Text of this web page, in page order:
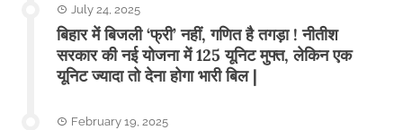
July 24, 2025
बिहार में बिजली ‘फ्री’ नहीं, गणित है तगड़ा ! नीतीश
सरकार की नई योजना में 125 यूनिट मुफ्त, लेकिन एक
यूनिट ज्यादा तो देना होगा भारी बिल |
February 19, 2025